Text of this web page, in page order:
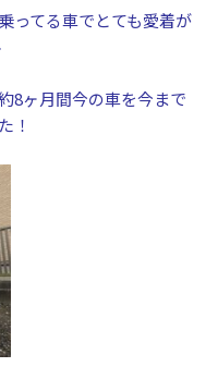
ってる車でとても愛着が
8ヶ月間今の車を今まで
！